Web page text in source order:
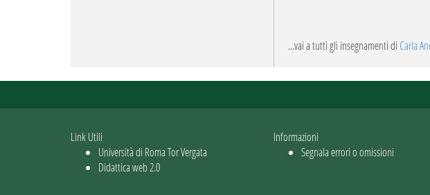
...vai a tutti gli insegnamenti di Carla
Link Utili
Università di Roma Tor Vergata
Didattica web 2.0
Informazioni
Segnala errori o omissioni